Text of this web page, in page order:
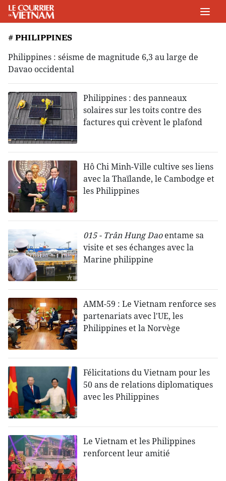
# PHILIPPINES
Philippines : séisme de magnitude 6,3 au large de
Davao occidental
Philippines : des panneaux
solaires sur les toits contre des
factures qui crèvent le plafond
Hô Chi Minh-Ville cultive ses liens
avec la Thaïlande, le Cambodge et
les Philippines
015 - Trân Hung Daoentame sa
visite et ses échanges avec la
Marine philippine
AMM-59 : Le Vietnam renforce ses
partenariats avec l'UE, les
Philippines et la Norvège
Félicitations du Vietnam pour les
50 ans de relations diplomatiques
avec les Philippines
Le Vietnam et les Philippines
renforcent leur amitié